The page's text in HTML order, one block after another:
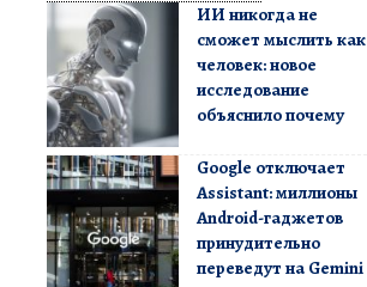
ИИ никогда не
сможет мыслить как
человек: новое
исследование
объяснило почему
Google отключает
Assistant: миллионы
Android-гаджетов
принудительно
переведут на Gemini